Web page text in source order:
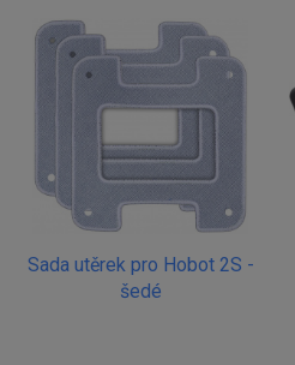
Sada utěrek pro Hobot 2S -
šedé